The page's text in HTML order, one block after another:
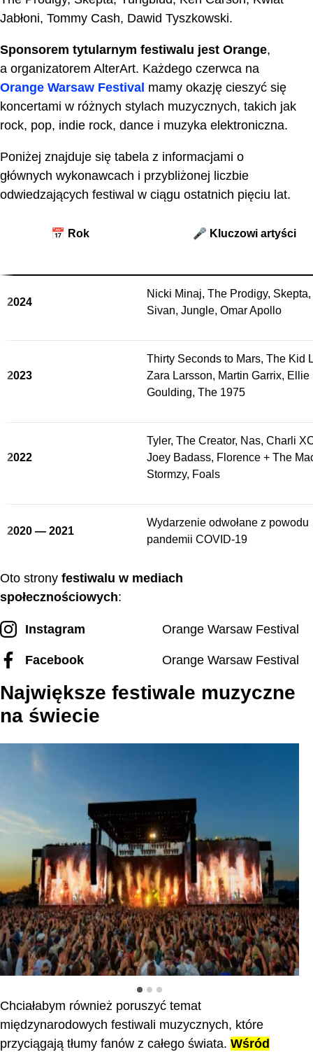
Jabłoni, Tommy Cash, Dawid Tyszkowski.
Sponsorem tytularnym festiwalu jest Orange,
a organizatorem AlterArt. Każdego czerwca na
Orange Warsaw Festival mamy okazję cieszyć się
koncertami w różnych stylach muzycznych, takich jak
rock, pop, indie rock, dance i muzyka elektroniczna.
Poniżej znajduje się tabela z informacjami o
głównych wykonawcach i przybliżonej liczbie
odwiedzających festiwal w ciągu ostatnich pięciu lat.
📅 Rok 🎤 Kluczowi artyści
2024
Nicki Minaj, The Prodigy, Skepta,
Sivan, Jungle, Omar Apollo
2023
Thirty Seconds to Mars, The Kid
Zara Larsson, Martin Garrix, Ellie
Goulding, The 1975
2022
Tyler, The Creator, Nas, Charli
Joey Badass, Florence + The
Stormzy, Foals
2020 — 2021
Wydarzenie odwołane z powodu
pandemii COVID-19
Oto strony festiwalu w mediach
społecznościowych:
Instagram Orange Warsaw Festival
Facebook Orange Warsaw Festival
Największe festiwale muzyczne
na świecie
Coachella w USA
Chciałabym również poruszyć temat
międzynarodowych festiwali muzycznych, które
przyciągają tłumy fanów z całego świata. Wśród